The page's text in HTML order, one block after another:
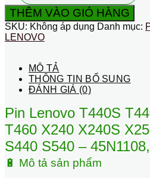
trong
lenovo
45N1108
45N1773
60
t440-
50-
số
lượng
THÊM VÀO GIỎ HÀNG
SKU: Không áp dụng Danh mục:
LENOVO
MÔ TẢ
THÔNG TIN BỔ SUNG
ĐÁNH GIÁ (0)
Pin Lenovo T440S
T460 X240 X240S
S440 S540 –
🔋 Mô tả sản phẩm